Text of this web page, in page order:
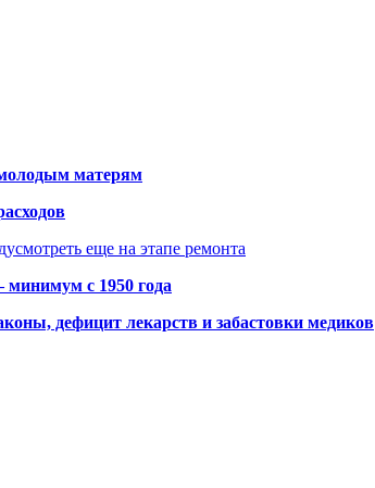
матерям
еще на этапе ремонта
с 1950 года
дефицит лекарств и забастовки медиков